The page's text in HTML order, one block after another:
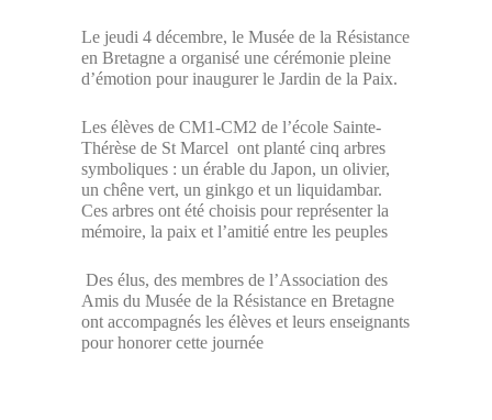
Le jeudi 4 décembre, le Musée de la Résistance
en Bretagne a organisé une cérémonie pleine
d’émotion pour inaugurer le Jardin de la Paix.
Les élèves de CM1-CM2 de l’école Sainte-
Thérèse de St Marcel ont planté cinq arbres
symboliques : un érable du Japon, un olivier,
un chêne vert, un ginkgo et un liquidambar.
Ces arbres ont été choisis pour représenter la
mémoire, la paix et l’amitié entre les peuples
Des élus, des membres de l’Association des
Amis du Musée de la Résistance en Bretagne
ont accompagnés les élèves et leurs enseignants
pour honorer cette journée